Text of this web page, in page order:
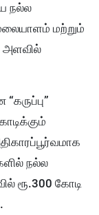
நல்ல
மற்றும்
அளவில்
நல்ல
ரூ.300 கோடி